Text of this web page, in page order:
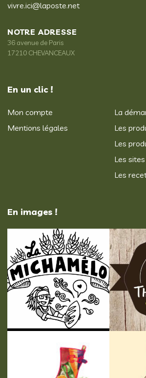
vivre.ici@laposte.net
NOTRE ADRESSE
36 avenue de Paris
17210 CHEVANCEAUX
En un clic !
Mon compte
Mentions légales
La
Les
Les
Les sites
Les
En images !